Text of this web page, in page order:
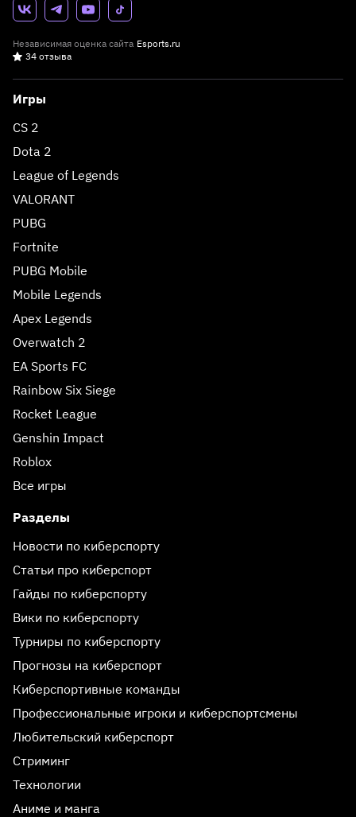
Независимая оценка сайта Esports.ru
34 отзыва
Игры
CS 2
Dota 2
League of Legends
VALORANT
PUBG
Fortnite
PUBG Mobile
Mobile Legends
Apex Legends
Overwatch 2
EA Sports FC
Rainbow Six Siege
Rocket League
Genshin Impact
Roblox
Все игры
Разделы
Новости по киберспорту
Статьи про киберспорт
Гайды по киберспорту
Вики по киберспорту
Турниры по киберспорту
Прогнозы на киберспорт
Киберспортивные команды
Профессиональные игроки и киберспортсмены
Любительский киберспорт
Стриминг
Технологии
Аниме и манга